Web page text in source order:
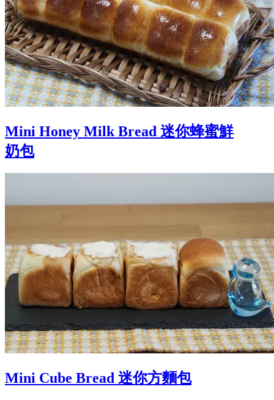
Mini Honey Milk Bread 迷你蜂蜜鮮
奶包
Mini Cube Bread 迷你方麵包